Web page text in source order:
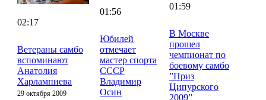
02:17
Ветераны самбо
вспоминают
Анатолия
Харлампиева
29 октября 2009
01:56
Юбилей
отмечает
мастер спорта
СССР
Владимир
Осин
01:59
В Москве
прошел
чемпионат по
боевому самбо
”Приз
Ципурского
2009”